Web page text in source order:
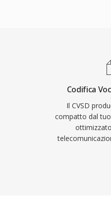
Codifica
Il CVSD
compatto dal